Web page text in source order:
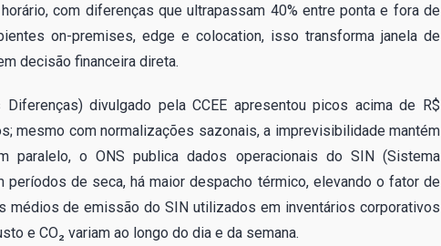
com diferenças que ultrapassam 40% entre ponta e fora de
on-premises, edge e colocation, isso transforma janela de
decisão financeira direta.
divulgado pela CCEE apresentou picos acima de R$
mesmo com normalizações sazonais, a imprevisibilidade mantém
paralelo, o ONS publica dados operacionais do SIN (Sistema
períodos de seca, há maior despacho térmico, elevando o fator de
médios de emissão do SIN utilizados em inventários corporativos
e CO₂ variam ao longo do dia e da semana.